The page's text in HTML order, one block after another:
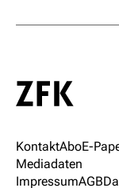
KontaktAboE-
Mediadaten
ImpressumAGB